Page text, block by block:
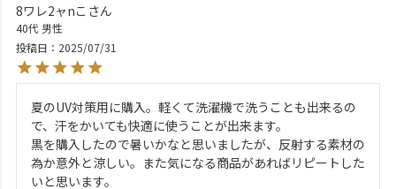
8ワレ2ャnこ
40代 男性
投稿日
2025/07/31
夏のUV対策用に購入。軽くて洗濯機で洗うことも出来るの
で、汗をかいても快適に使うことが出来ます。
黒を購入したので暑いかなと思いましたが、反射する素材の
為か意外と涼しい。また気になる商品があればリピートした
いと思います。